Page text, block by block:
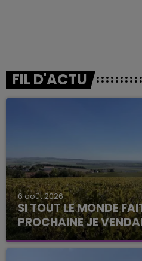
FIL D'ACTU
6 août 2026
SI TOUT LE MONDE
PROCHAINE JE
La vendange en
août dans la commune